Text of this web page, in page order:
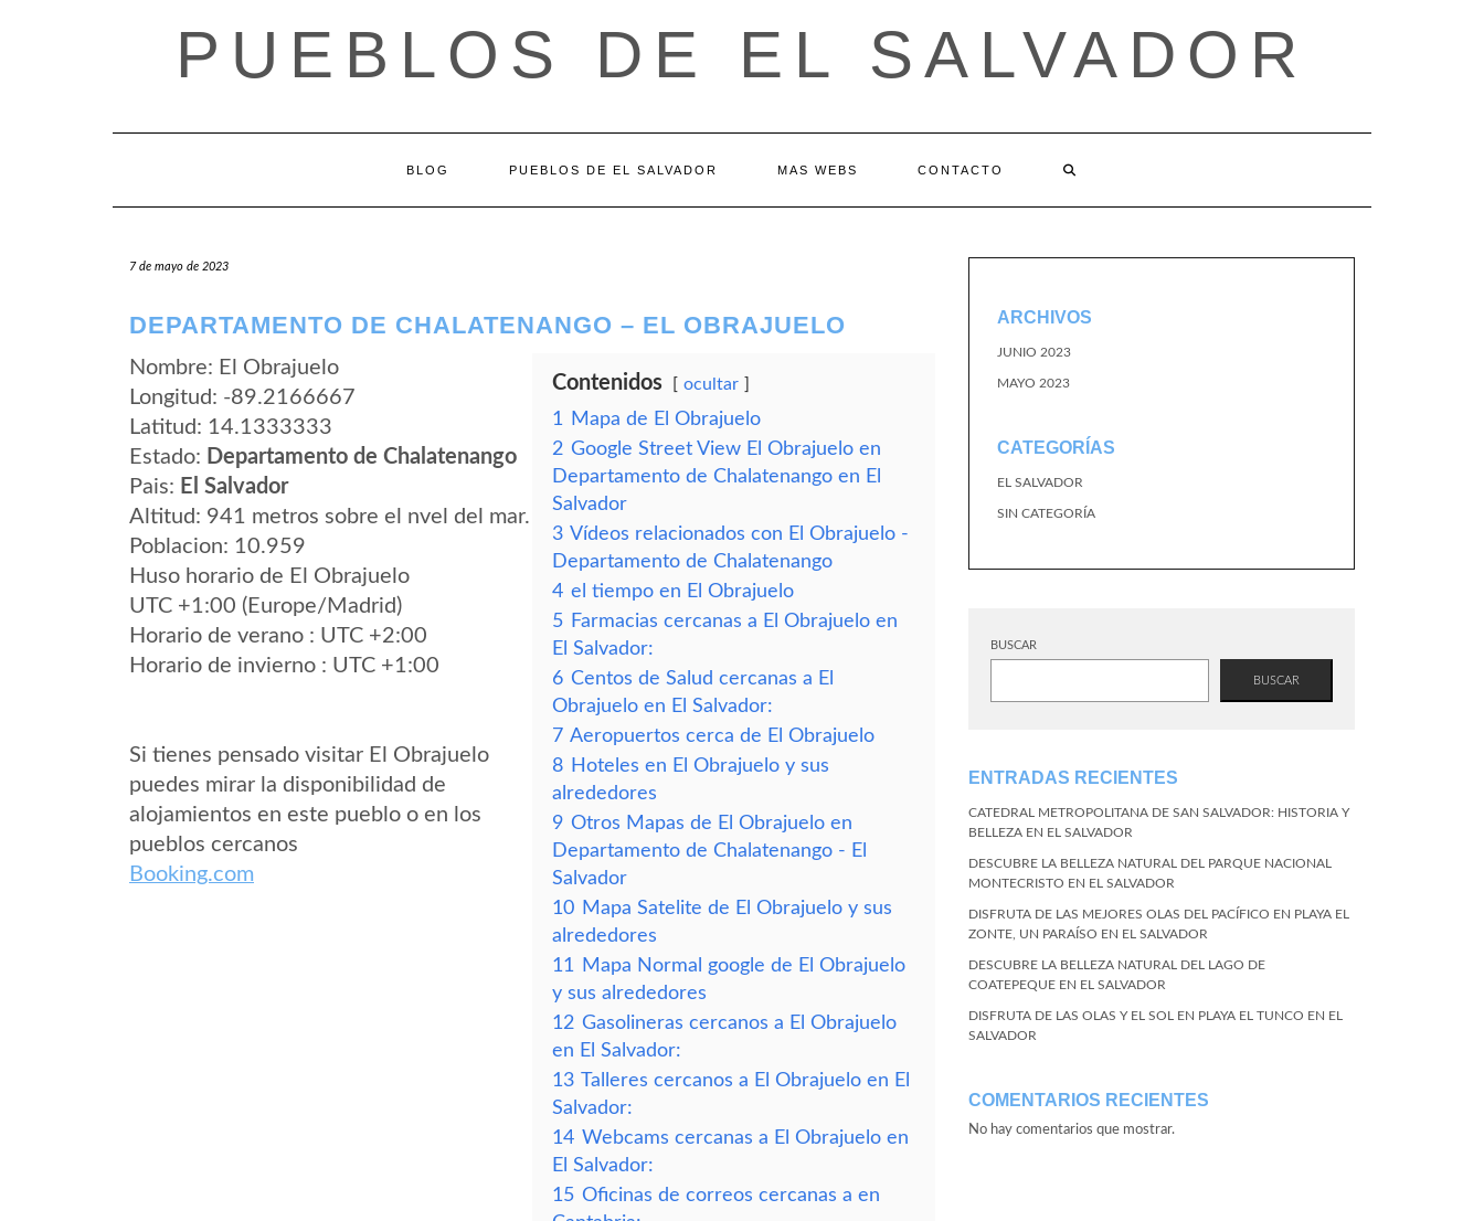
PUEBLOS DE EL SALVADOR
BLOG PUEBLOS DE EL SALVADOR MAS WEBS CONTACTO
7 de mayo de 2023
DEPARTAMENTO DE CHALATENANGO – EL OBRAJUELO
Nombre: El Obrajuelo
Longitud: -89.2166667
Latitud: 14.1333333
Estado: Departamento de Chalatenango
Pais: El Salvador
Altitud: 941 metros sobre el nvel del mar.
Poblacion: 10.959
Huso horario de El Obrajuelo
UTC +1:00 (Europe/Madrid)
Horario de verano : UTC +2:00
Horario de invierno : UTC +1:00
Si tienes pensado visitar El Obrajuelo
puedes mirar la disponibilidad de
alojamientos en este pueblo o en los
pueblos cercanos
Booking.com
Contenidos ocultar
1
Mapa de El Obrajuelo
2 Google Street View El Obrajuelo en
Departamento de Chalatenango en El
Salvador
3 Vídeos relacionados con El Obrajuelo -
Departamento de Chalatenango
4 el tiempo en El Obrajuelo
5 Farmacias cercanas a El Obrajuelo en
El Salvador:
6 Centos de Salud cercanas a El
Obrajuelo en El Salvador:
7 Aeropuertos cerca de El Obrajuelo
8 Hoteles en El Obrajuelo y sus
alrededores
9 Otros Mapas de El Obrajuelo en
Departamento de Chalatenango - El
Salvador
10 Mapa Satelite de El Obrajuelo y sus
alrededores
11
Mapa Normal google de El Obrajuelo
y sus alrededores
12 Gasolineras cercanos a El Obrajuelo
en El Salvador:
13 Talleres cercanos a El Obrajuelo en El
Salvador:
14 Webcams cercanas a El Obrajuelo en
El Salvador:
15 Oficinas de correos cercanas a en
ARCHIVOS
JUNIO 2023
MAYO 2023
CATEGORÍAS
EL SALVADOR
SIN CATEGORÍA
BUSCAR
BUSCAR
ENTRADAS RECIENTES
CATEDRAL METROPOLITANA DE SAN SALVADOR: HISTORIA Y
BELLEZA EN EL SALVADOR
DESCUBRE LA BELLEZA NATURAL DEL PARQUE NACIONAL
MONTECRISTO EN EL SALVADOR
DISFRUTA DE LAS MEJORES OLAS DEL PACÍFICO EN PLAYA EL
ZONTE, UN PARAÍSO EN EL SALVADOR
DESCUBRE LA BELLEZA NATURAL DEL LAGO DE
COATEPEQUE EN EL SALVADOR
DISFRUTA DE LAS OLAS Y EL SOL EN PLAYA EL TUNCO EN EL
SALVADOR
COMENTARIOS RECIENTES
No hay comentarios que mostrar.